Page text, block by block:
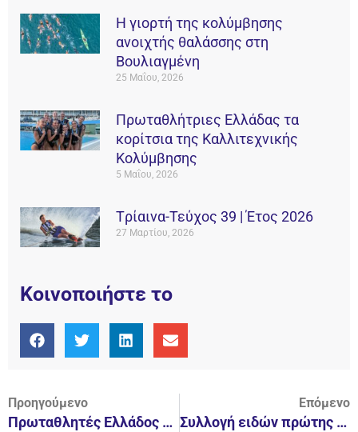
Η γιορτή της κολύμβησης
ανοιχτής θαλάσσης στη
Βουλιαγμένη
25 Μαΐου, 2026
Πρωταθλήτριες Ελλάδας τα
κορίτσια της Καλλιτεχνικής
Κολύμβησης
5 Μαΐου, 2026
Tρίαινα-Τεύχος 39 | Έτος 2026
27 Μαρτίου, 2026
Κοινοποιήστε το
Προηγούμενο
Πρωταθλητές Ελλάδος οι έφηβοι του ΝΟΒ!
Επόμενο
Συλλογή ειδών πρώτης ανάγκης για τους πληγέντες